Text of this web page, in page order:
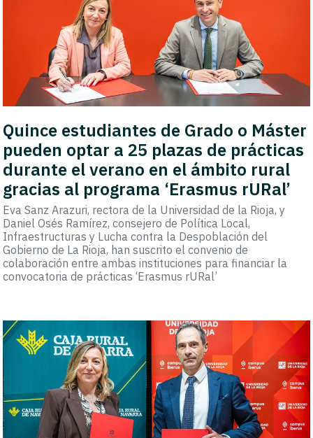
Quince estudiantes de Grado o Máster
pueden optar a 25 plazas de prácticas
durante el verano en el ámbito rural
gracias al programa ‘Erasmus rURal’
Eva Sanz Arazuri, rectora de la Universidad de la Rioja, y
Daniel Osés Ramírez, consejero de Política Local,
Infraestructuras y Lucha contra la Despoblación del
Gobierno de La Rioja, han suscrito el convenio de
colaboración entre ambas instituciones para financiar la
convocatoria de prácticas ‘Erasmus rURal’